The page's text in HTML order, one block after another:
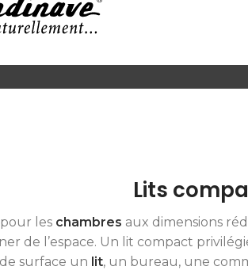
Lits
les chambres aux dimensions
de l’espace. Un lit compact
surface un lit, un bureau, une